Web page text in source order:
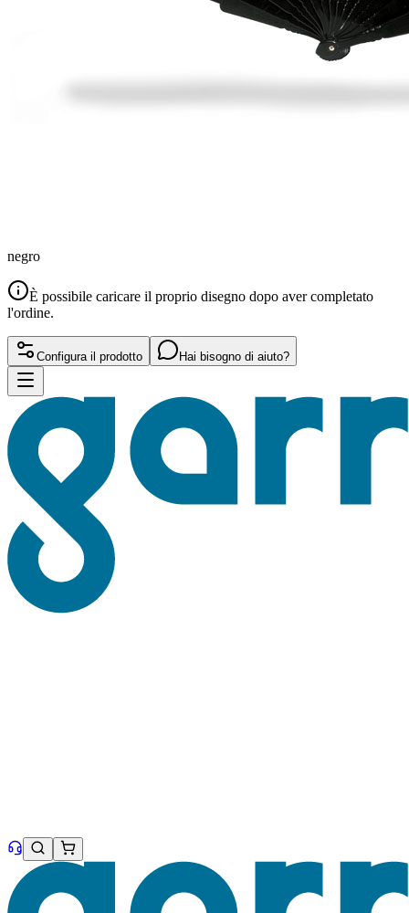
negro
È possibile caricare il proprio disegno dopo aver completato
l'ordine.
Configura il prodotto Hai bisogno di aiuto?